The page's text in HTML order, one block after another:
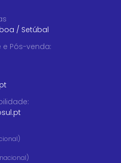
/ Setúbal
e Pós-venda:
: